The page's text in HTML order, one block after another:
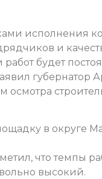
исполнения
и
будет
губернатор
осмотра
в округе
что темпы
высокий.